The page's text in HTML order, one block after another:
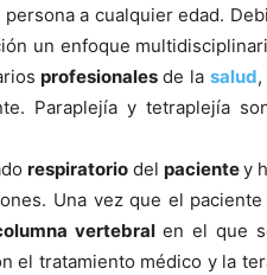
a cualquier edad.
un enfoque
profesionalesde lasalud
Paraplejí­a y tetraplejí­a
respiratorio del pacientey
Una vez que el paciente
vertebral en el que
el tratamiento médico y la